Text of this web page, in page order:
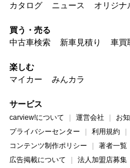
カタログ
ニュース オリジナ
買う・売る
中古車検索
新車見積り 車買
楽しむ
マイカー
みんカラ
サービス
carview!について 運営会社 お
プライバシーセンター
利用規約
コンテンツ制作ポリシー
著者一覧
広告掲載について
法人加盟店募集